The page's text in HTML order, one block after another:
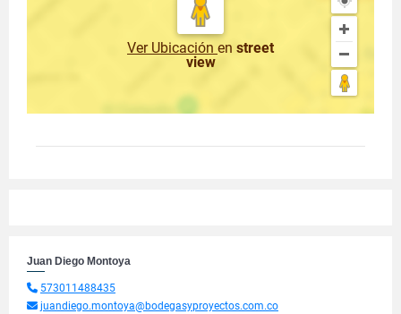
Ver Ubicación en street
view
Juan Diego Montoya
573011488435
juandiego.montoya@bodegasyproyectos.com.co